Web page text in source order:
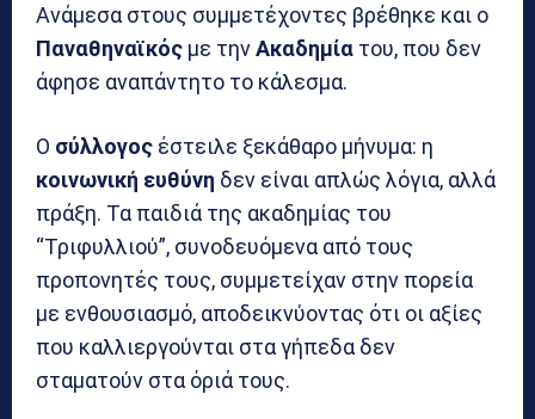
Ανάμεσα στους συμμετέχοντες βρέθηκε και ο
Παναθηναϊκός με τηνΑκαδημία του, που δεν
άφησε αναπάντητο το κάλεσμα.
Ο σύλλογος έστειλε ξεκάθαρο μήνυμα: η
κοινωνική ευθύνη δεν είναι απλώς λόγια, αλλά
πράξη. Τα παιδιά της ακαδημίας του
“Τριφυλλιού”, συνοδευόμενα από τους
προπονητές τους, συμμετείχαν στην πορεία
με ενθουσιασμό, αποδεικνύοντας ότι οι αξίες
που καλλιεργούνται στα γήπεδα δεν
σταματούν στα όριά τους.